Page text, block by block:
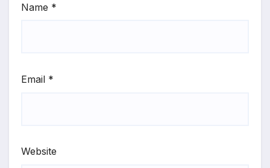
Name *
Email *
Website